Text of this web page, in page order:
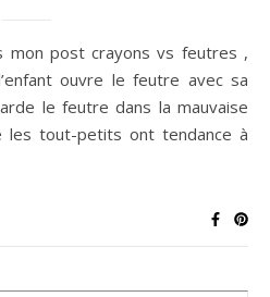
ouvre le feutre avec sa
le feutre dans la mauvaise
les tout-petits ont tendance à